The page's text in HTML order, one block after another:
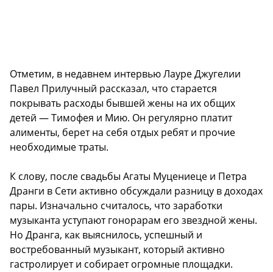
Отметим, в недавнем интервью Лауре Джугелии
Павел Прилучный рассказал, что старается
покрывать расходы бывшей жены на их общих
детей — Тимофея и Мию. Он регулярно платит
алименты, берет на себя отдых ребят и прочие
необходимые траты.
К слову, после свадьбы Агаты Муцениеце и Петра
Дранги в Сети активно обсуждали разницу в доходах
пары. Изначально считалось, что заработки
музыканта уступают гонорарам его звездной жены.
Но Дранга, как выяснилось, успешный и
востребованный музыкант, который активно
гастролирует и собирает огромные площадки.